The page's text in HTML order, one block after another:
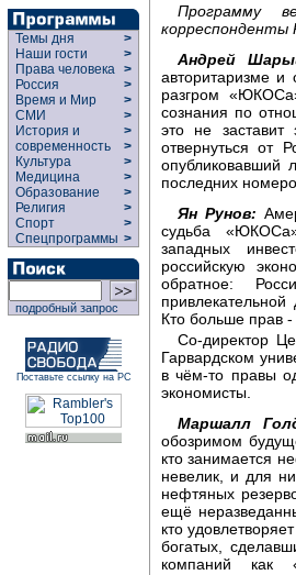
Темы дня
>
Наши гости
>
Права человека >
Россия
>
Время и Мир
>
СМИ
>
История и
современность
>
>
Культура
>
Медицина
>
Образование
>
Религия
>
Спорт
>
Спецпрограммы >
подробный запрос
Поставьте ссылку на РС
Программу
корреспонденты
Андрей
авторитаризме и
разгром
сознания по
это не заставит
отвернуться от
опубликовавший
последних
Ян Рунов:
судьба
западных
российскую
обратное:
Кто больше прав
Со-директор
Гарвардском
в чём-то правы
экономисты.
Маршалл
обозримом
кто занимается
невелик, и для
нефтяных
ещё
кто
богатых,
компаний как